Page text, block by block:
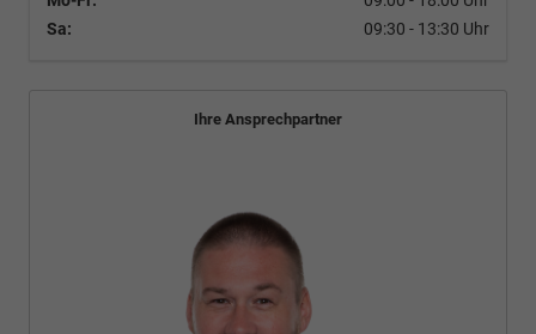
Sa:
09:30 - 13:30 Uhr
Ihre Ansprechpartner